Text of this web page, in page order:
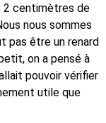
centimètres de
nous sommes
pas être un renard
on a pensé à
pouvoir vérifier
utile que